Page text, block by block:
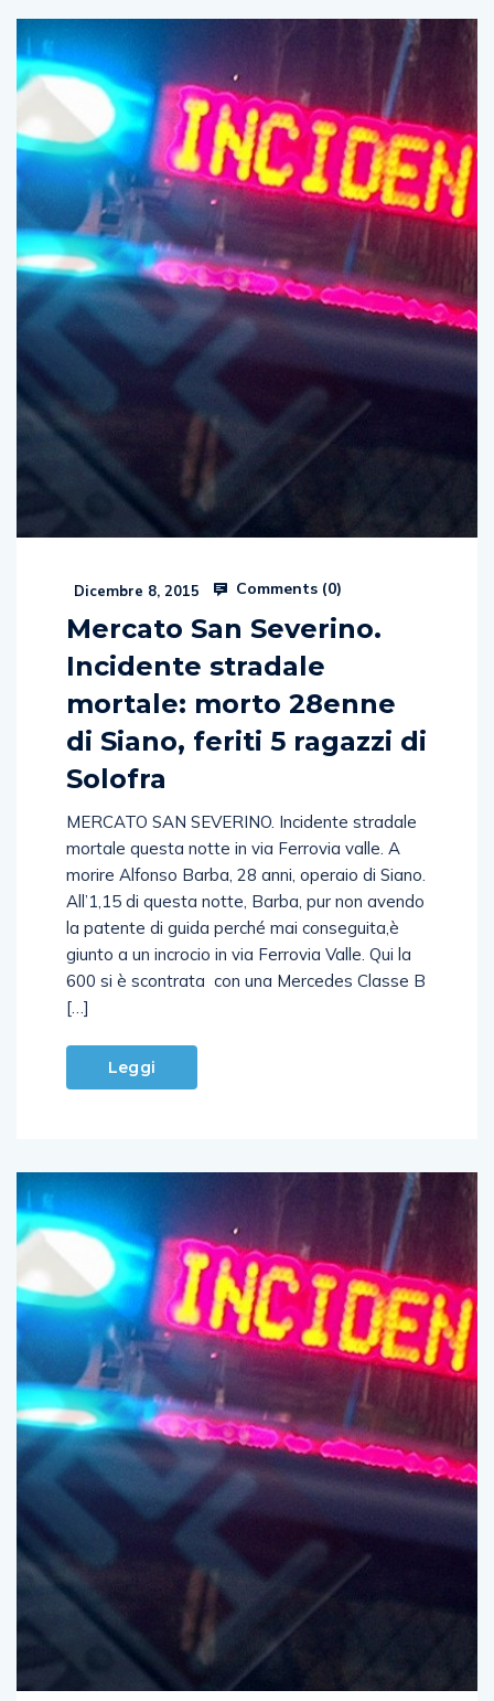
Dicembre 8, 2015 Comments (0)
Mercato San Severino.
Incidente stradale
mortale: morto 28enne
di Siano, feriti 5 ragazzi di
Solofra
MERCATO SAN SEVERINO. Incidente stradale
mortale questa notte in via Ferrovia valle. A
morire Alfonso Barba, 28 anni, operaio di Siano.
All’1,15 di questa notte, Barba, pur non avendo
la patente di guida perché mai conseguita,è
giunto a un incrocio in via Ferrovia Valle. Qui la
600 si è scontrata con una Mercedes Classe B
[…]
Leggi